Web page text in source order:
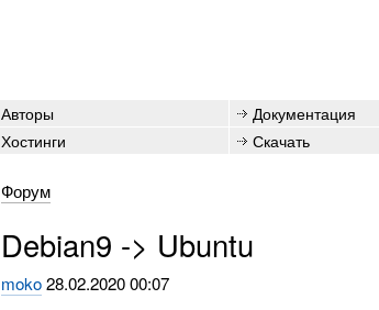
Авторы Документация
Хостинги Скачать
Форум
Debian9 -> Ubuntu
moko 28.02.2020 00:07